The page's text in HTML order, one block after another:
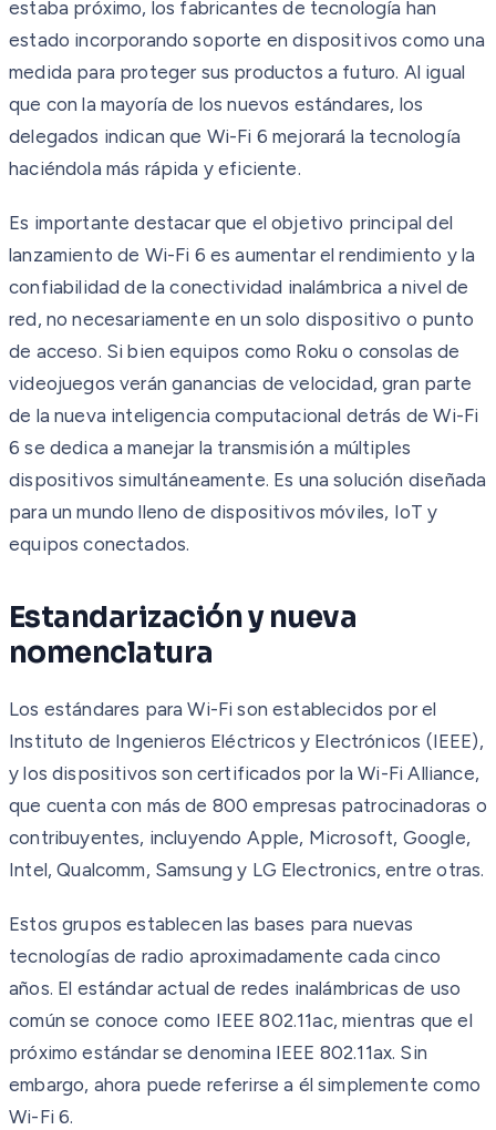
estaba próximo, los fabricantes de tecnología han
estado incorporando soporte en dispositivos como una
medida para proteger sus productos a futuro. Al igual
que con la mayoría de los nuevos estándares, los
delegados indican que Wi-Fi 6 mejorará la tecnología
haciéndola más rápida y eficiente.
Es importante destacar que el objetivo principal del
lanzamiento de Wi-Fi 6 es aumentar el rendimiento y la
confiabilidad de la conectividad inalámbrica a nivel de
red, no necesariamente en un solo dispositivo o punto
de acceso. Si bien equipos como Roku o consolas de
videojuegos verán ganancias de velocidad, gran parte
de la nueva inteligencia computacional detrás de Wi-Fi
6 se dedica a manejar la transmisión a múltiples
dispositivos simultáneamente. Es una solución diseñada
para un mundo lleno de dispositivos móviles, IoT y
equipos conectados.
Estandarización y nueva
nomenclatura
Los estándares para Wi-Fi son establecidos por el
Instituto de Ingenieros Eléctricos y Electrónicos (IEEE),
y los dispositivos son certificados por la Wi-Fi Alliance,
que cuenta con más de 800 empresas patrocinadoras o
contribuyentes, incluyendo Apple, Microsoft, Google,
Intel, Qualcomm, Samsung y LG Electronics, entre otras.
Estos grupos establecen las bases para nuevas
tecnologías de radio aproximadamente cada cinco
años. El estándar actual de redes inalámbricas de uso
común se conoce como IEEE 802.11ac, mientras que el
próximo estándar se denomina IEEE 802.11ax. Sin
embargo, ahora puede referirse a él simplemente como
Wi-Fi 6.